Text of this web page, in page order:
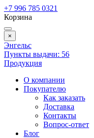
+7 996 785 0321
Корзина
×
Энгельс
Пункты выдачи: 56
Продукция
О компании
Покупателю
Как заказать
Доставка
Контакты
Вопрос-ответ
Блог